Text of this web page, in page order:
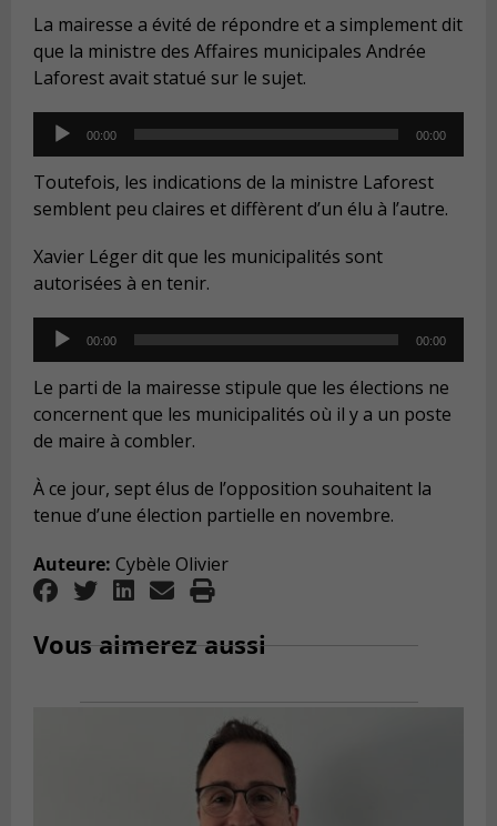
La mairesse a évité de répondre et a simplement dit
que la ministre des Affaires municipales Andrée
Laforest avait statué sur le sujet.
Audio
Player
00:00 00:00
Toutefois, les indications de la ministre Laforest
semblent peu claires et diffèrent d’un élu à l’autre.
Xavier Léger dit que les municipalités sont
autorisées à en tenir.
Audio
Player
00:00 00:00
Le parti de la mairesse stipule que les élections ne
concernent que les municipalités où il y a un poste
de maire à combler.
À ce jour, sept élus de l’opposition souhaitent la
tenue d’une élection partielle en novembre.
Auteure: Cybèle Olivier
Vous aimerez aussi